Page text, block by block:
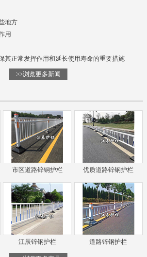
地方
用
其正常发挥作用和延长使用寿命的重要措施
>>浏览更多新闻
市区道路锌钢护栏 优质道路锌钢护栏
江辰锌钢护栏 道路锌钢护栏